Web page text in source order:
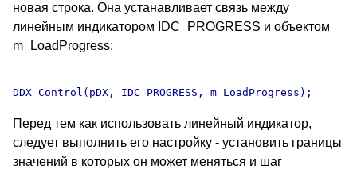
новая строка. Она устанавливает связь между
линейным индикатором IDC_PROGRESS и объектом
m_LoadProgress:
Перед тем как использовать линейный индикатор,
следует выполнить его настройку - установить границы
значений в которых он может меняться и шаг